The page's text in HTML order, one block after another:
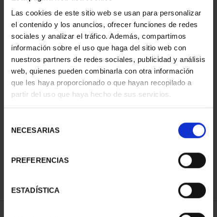
Las cookies de este sitio web se usan para personalizar
el contenido y los anuncios, ofrecer funciones de redes
sociales y analizar el tráfico. Además, compartimos
información sobre el uso que haga del sitio web con
nuestros partners de redes sociales, publicidad y análisis
web, quienes pueden combinarla con otra información
que les haya proporcionado o que hayan recopilado a
partir del uso que haya hecho de sus servicios.
NECESARIAS
PREFERENCIAS
ESTADÍSTICA
CAPITALES DE
COMPLET...